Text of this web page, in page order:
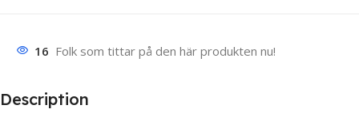
16 Folk som tittar på den här produkten nu!
Description